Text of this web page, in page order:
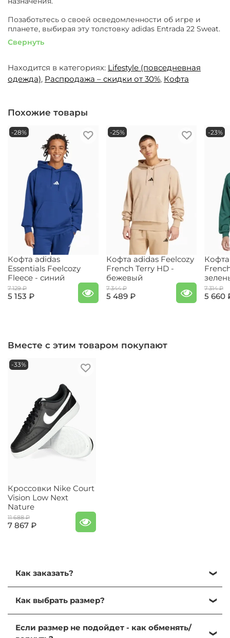
Позаботьтесь о своей осведомленности об игре и
планете, выбирая эту толстовку adidas Entrada 22 Sweat.
Свернуть
Находится в категориях: Lifestyle (повседневная
одежда), Распродажа – скидки от 30%, Кофта
Похожие товары
-28%
Кофта adidas
Essentials Feelcozy
Fleece - синий
7 129 ₽
5 153 ₽
-25%
Кофта adidas Feelcozy
French Terry HD -
бежевый
7 344 ₽
5 489 ₽
-23%
7 314 ₽
5 660
Вместе с этим товаром покупают
-33%
Кроссовки Nike Court
Vision Low Next
Nature
11 688 ₽
7 867 ₽
Как заказать?
"Добавить в корзину".
Далее, перейдите в корзину, кликнув на иконку
корзины в правом верхнем углу.
Как выбрать размер?
таблицу размеров:Таблица размеров. Найдите
Если размер не подойдет - как обменять/